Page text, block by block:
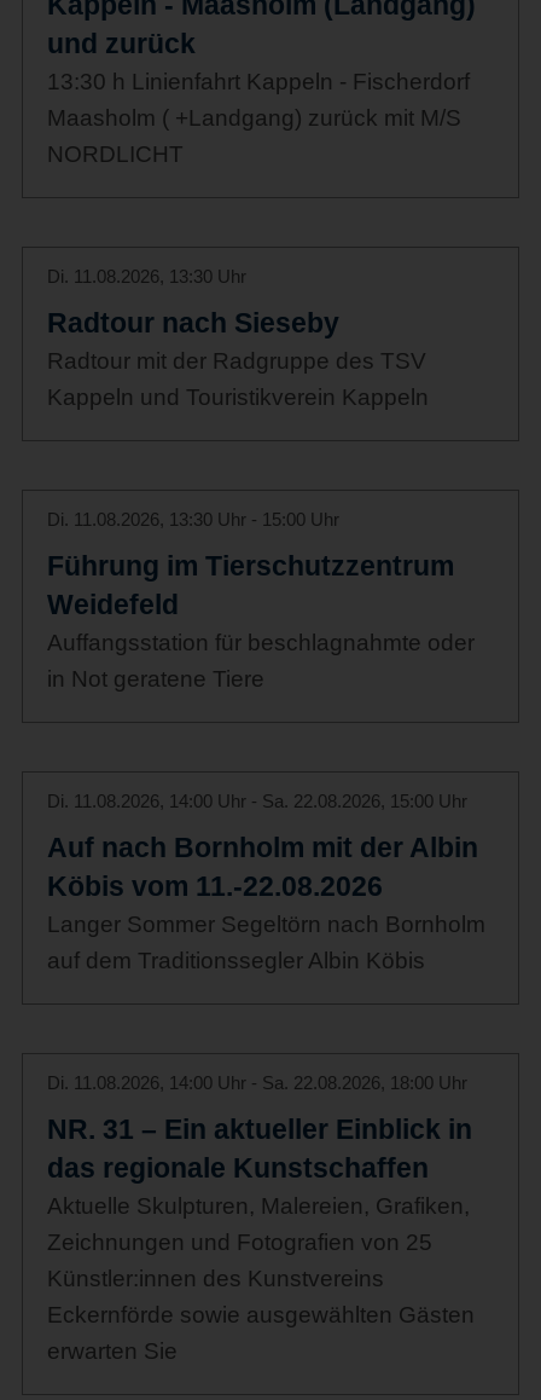
und zurück
13:30 h Linienfahrt Kappeln - Fischerdorf
Maasholm ( +Landgang) zurück mit M/S
NORDLICHT
Di. 11.08.2026, 13:30 Uhr
Radtour nach Sieseby
Radtour mit der Radgruppe des TSV
Kappeln und Touristikverein Kappeln
Di. 11.08.2026, 13:30 Uhr - 15:00 Uhr
Führung im Tierschutzzentrum
Weidefeld
Auffangsstation für beschlagnahmte oder
in Not geratene Tiere
Di. 11.08.2026, 14:00 Uhr - Sa. 22.08.2026, 15:00 Uhr
Auf nach Bornholm mit der Albin
Köbis vom 11.-22.08.2026
Langer Sommer Segeltörn nach Bornholm
auf dem Traditionssegler Albin Köbis
Di. 11.08.2026, 14:00 Uhr - Sa. 22.08.2026, 18:00 Uhr
NR. 31 – Ein aktueller Einblick in
das regionale Kunstschaffen
Aktuelle Skulpturen, Malereien, Grafiken,
Zeichnungen und Fotografien von 25
Künstler:innen des Kunstvereins
Eckernförde sowie ausgewählten Gästen
erwarten Sie